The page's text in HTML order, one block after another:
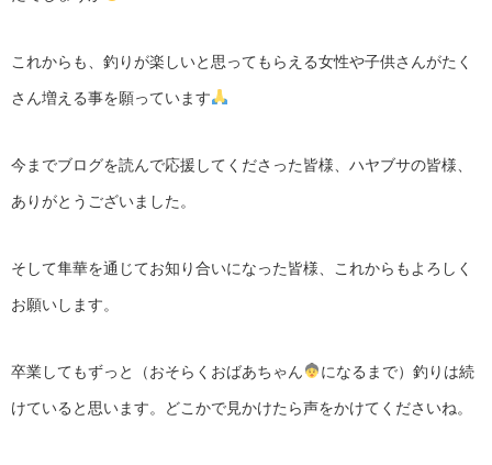
これからも、釣りが楽しいと思ってもらえる女性や子供さんがたく
さん増える事を願っています
今までブログを読んで応援してくださった皆様、ハヤブサの皆様、
ありがとうございました。
そして隼華を通じてお知り合いになった皆様、これからもよろしく
お願いします。
卒業してもずっと（おそらくおばあちゃん になるまで）釣りは続
けていると思います。どこかで見かけたら声をかけてくださいね。